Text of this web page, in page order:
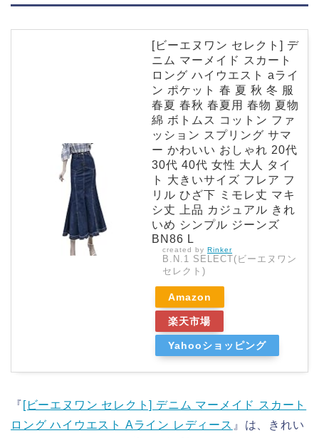
[ビーエヌワン セレクト] デ
ニム マーメイド スカート
ロング ハイウエスト aライ
ン ポケット 春 夏 秋 冬 服
春夏 春秋 春夏用 春物 夏物
綿 ボトムス コットン ファ
ッション スプリング サマ
ー かわいい おしゃれ 20代
30代 40代 女性 大人 タイ
ト 大きいサイズ フレア フ
リル ひざ下 ミモレ丈 マキ
シ丈 上品 カジュアル きれ
いめ シンプル ジーンズ
BN86 L
created by Rinker
B.N.1 SELECT(ビーエヌワン
セレクト)
Amazon
楽天市場
Yahooショッピング
『 [ビーエヌワン セレクト] デニム マーメイド スカート
ロング ハイウエスト Aライン レディース 』は、きれい